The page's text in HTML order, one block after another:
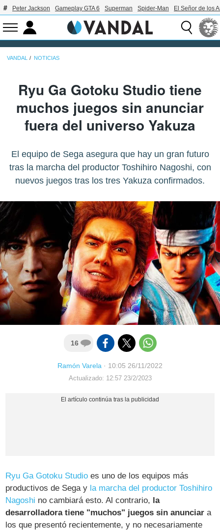
Peter Jackson Gameplay GTA 6 Superman Spider-Man El Señor de los
VANDAL NOTICIAS
Ryu Ga Gotoku Studio tiene
muchos juegos sin anunciar
fuera del universo Yakuza
El equipo de Sega asegura que hay un gran futuro
tras la marcha del productor Toshihiro Nagoshi, con
nuevos juegos tras los tres Yakuza confirmados.
16
Ramón Varela · 10:05 26/11/2022
Actualizado: 12:57 23/2/2023
Ryu Ga Gotoku Studio es uno de los equipos más
productivos de Sega y la marcha del productor Toshihiro
Nagoshi no cambiará esto. Al contrario, la
desarrolladora tiene "muchos" juegos sin anunciar a
los que presentó recientemente, y no necesariamente